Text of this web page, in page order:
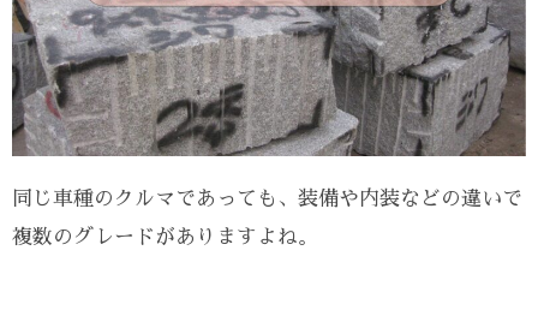
同じ車種のクルマであっても、装備や内装などの違いで
複数のグレードがありますよね。